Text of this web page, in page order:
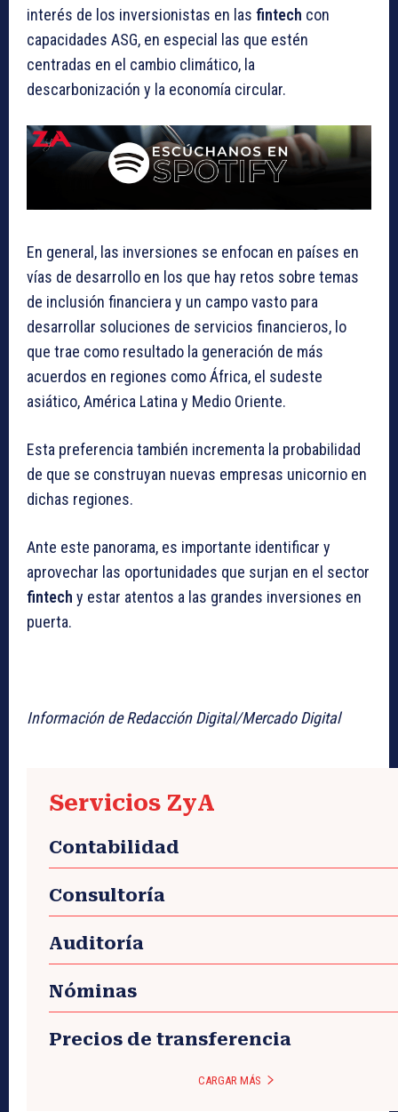
interés de los inversionistas en las fintech con
capacidades ASG, en especial las que estén
centradas en el cambio climático, la
descarbonización y la economía circular.
En general, las inversiones se enfocan en países en
vías de desarrollo en los que hay retos sobre temas
de inclusión financiera y un campo vasto para
desarrollar soluciones de servicios financieros, lo
que trae como resultado la generación de más
acuerdos en regiones como África, el sudeste
asiático, América Latina y Medio Oriente.
Esta preferencia también incrementa la probabilidad
de que se construyan nuevas empresas unicornio en
dichas regiones.
Ante este panorama, es importante identificar y
aprovechar las oportunidades que surjan en el sector
fintech y estar atentos a las grandes inversiones en
puerta.
Información de Redacción Digital/Mercado Digital
Servicios ZyA
Contabilidad
Consultoría
Auditoría
Nóminas
Precios de transferencia
CARGAR MÁS